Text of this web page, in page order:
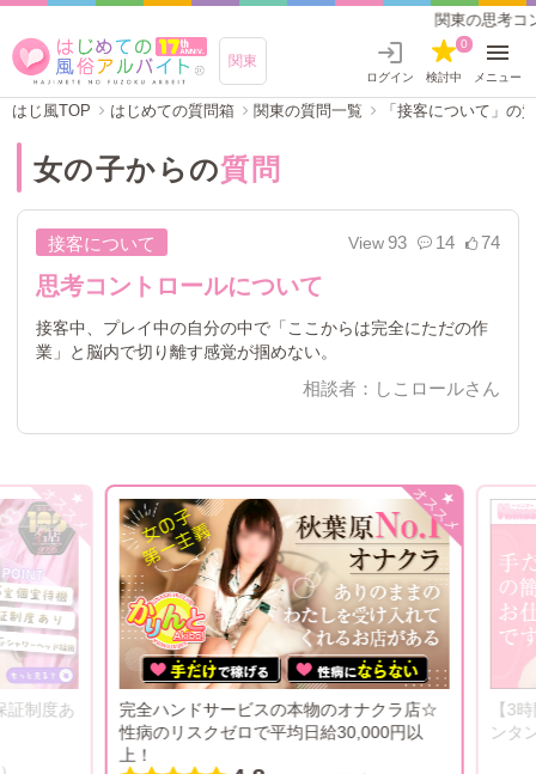
関東の思考コントロールについて【は
関東
ログイン 検討中
0
メニュー
はじ風TOP はじめての質問箱 関東の質問一覧 「接客について」の
女の子からの質問
接客について 93 14 74
思考コントロールについて
接客中、プレイ中の自分の中で「ここからは完全にただの作
業」と脳内で切り離す感覚が掴めない。
相談者：しこロールさん
制度あ
完全ハンドサービスの本物のオナクラ店☆
性病のリスクゼロで平均日給30,000円以
上！
【3時
ンタン